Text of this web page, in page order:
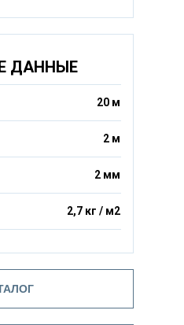
ДАННЫЕ
20 м
2 м
2 мм
2,7 кг / м2